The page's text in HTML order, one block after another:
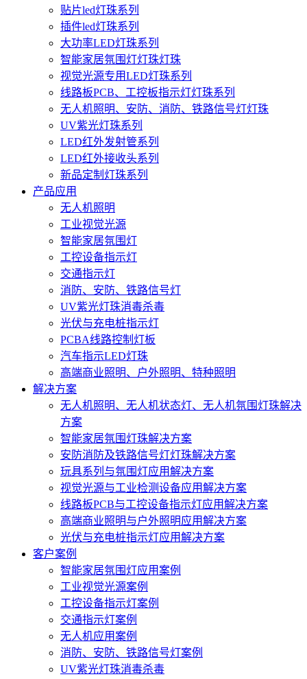
贴片led灯珠系列
插件led灯珠系列
大功率LED灯珠系列
智能家居氛围灯灯珠灯珠
视觉光源专用LED灯珠系列
线路板PCB、工控板指示灯灯珠系列
无人机照明、安防、消防、铁路信号灯灯珠
UV紫光灯珠系列
LED红外发射管系列
LED红外接收头系列
新品定制灯珠系列
产品应用
无人机照明
工业视觉光源
智能家居氛围灯
工控设备指示灯
交通指示灯
消防、安防、铁路信号灯
UV紫光灯珠消毒杀毒
光伏与充电桩指示灯
PCBA线路控制灯板
汽车指示LED灯珠
高端商业照明、户外照明、特种照明
解决方案
无人机照明、无人机状态灯、无人机氛围灯珠解决
方案
智能家居氛围灯珠解决方案
安防消防及铁路信号灯灯珠解决方案
玩具系列与氛围灯应用解决方案
视觉光源与工业检测设备应用解决方案
线路板PCB与工控设备指示灯应用解决方案
高端商业照明与户外照明应用解决方案
光伏与充电桩指示灯应用解决方案
客户案例
智能家居氛围灯应用案例
工业视觉光源案例
工控设备指示灯案例
交通指示灯案例
无人机应用案例
消防、安防、铁路信号灯案例
UV紫光灯珠消毒杀毒